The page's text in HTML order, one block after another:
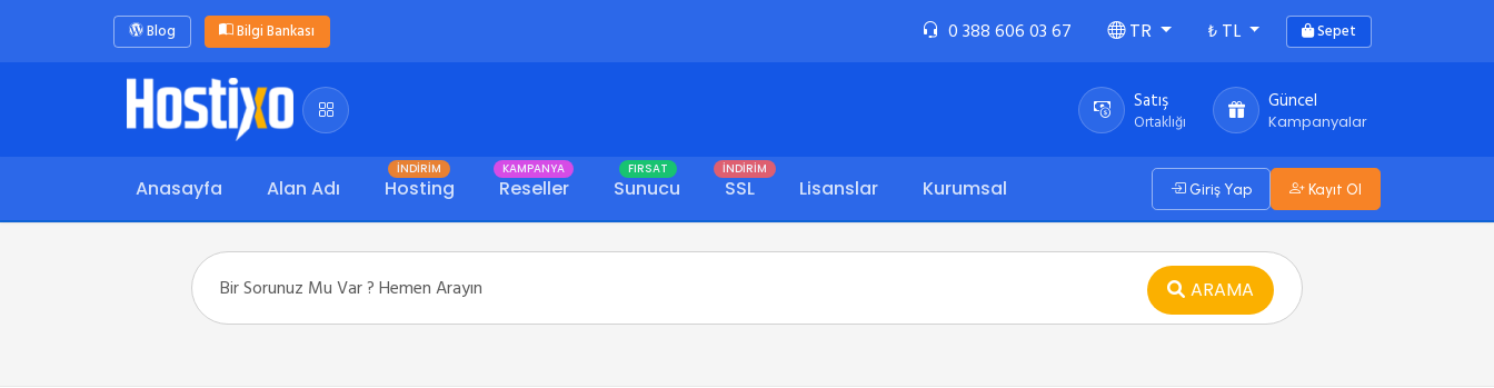
Blog Bilgi Bankası 0 388 606 03 67 TR ₺ TL Sepet
Satış
Ortaklığı
Güncel
Kampanyalar
Anasayfa Alan Adı
İNDİRİM
Hosting
KAMPANYA
Reseller
FIRSAT
Sunucu
İNDİRİM
SSL Lisanslar Kurumsal Giriş Yap Kayıt Ol
ARAMA